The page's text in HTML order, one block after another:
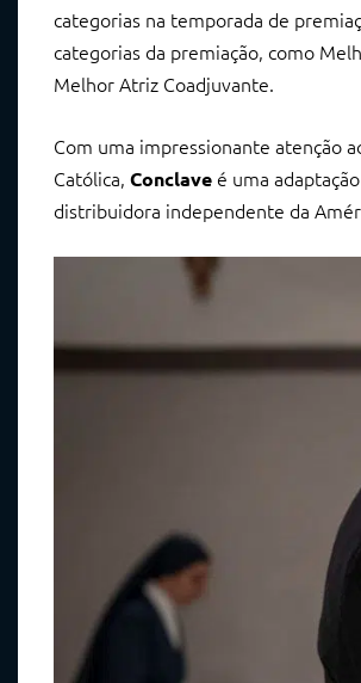
categorias na temporada de
categorias da premiação, como
Melhor Atriz Coadjuvante.
Com uma impressionante atenção
Católica, Conclave é uma
distribuidora independente da